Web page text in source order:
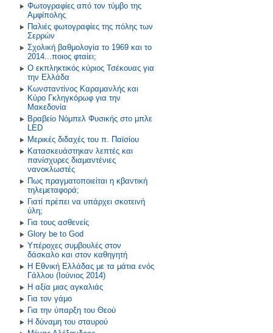
Φωτογραφίες από τον τύμβο της
Αμφίπολης
Παλιές φωτογραφίες της πόλης των
Σερρών
Σχολική βαθμολογία το 1969 και το
2014...ποιος φταίει;
Ο εκπληκτικός κύριος Τσέκουας για
την Ελλάδα
Κωνσταντίνος Καραμανλής και
Κύρο Γκληγκόρωφ για την
Μακεδονία
Βραβείο Νόμπελ Φυσικής στο μπλε
LED
Μερικές διδαχές του π. Παϊσίου
Κατασκευάστηκαν λεπτές και
πανίσχυρες διαμαντένιες
νανοκλωστές
Πως πραγματοποιείται η κβαντική
τηλεμεταφορά;
Γιατί πρέπει να υπάρχει σκοτεινή
ύλη;
Για τους ασθενείς
Glory be to God
Υπέροχες συμβουλές στον
δάσκαλο και στον καθηγητή
Η Εθνική Ελλάδας με τα μάτια ενός
Γάλλου (Ιούνιος 2014)
Η αξία μιας αγκαλιάς
Για τον γάμο
Για την ύπαρξη του Θεού
Η δύναμη του σταυρού